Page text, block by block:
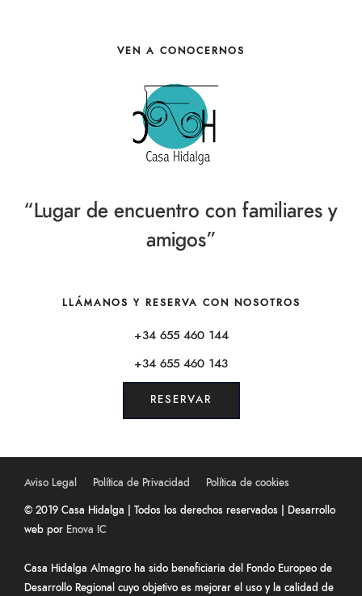
VEN A CONOCERNOS
“Lugar de encuentro con familiares y
amigos”
LLÁMANOS Y RESERVA CON NOSOTROS
+34 655 460 144
+34 655 460 143
RESERVAR
Aviso Legal Política de Privacidad Política de cookies
© 2019 Casa Hidalga | Todos los derechos reservados | Desarrollo
web por Enova IC
Casa Hidalga Almagro ha sido beneficiaria del Fondo Europeo de
Desarrollo Regional cuyo objetivo es mejorar el uso y la calidad de